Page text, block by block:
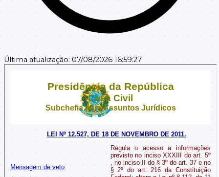
Última atualização: 07/08/2026 16:59:27